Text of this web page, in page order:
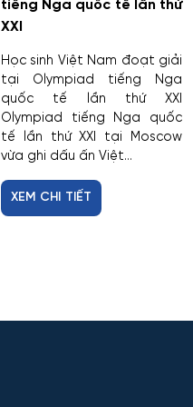
tiếng Nga quốc tế lần thứ
XXI
Học sinh Việt Nam đoạt giải
tại Olympiad tiếng Nga
quốc tế lần thứ XXI
Olympiad tiếng Nga quốc
tế lần thứ XXI tại Moscow
vừa ghi dấu ấn Việt...
XEM CHI TIẾT